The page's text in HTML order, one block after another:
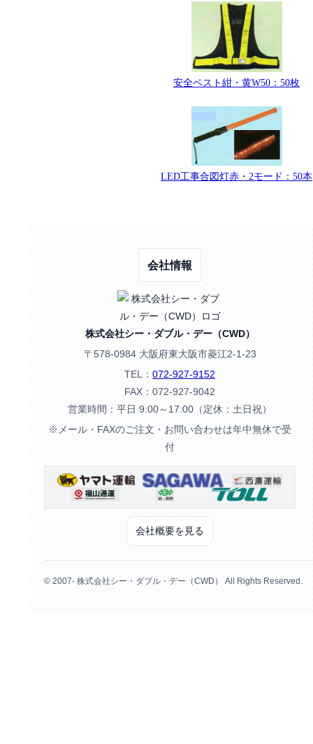
安全ベスト紺・黄W50：50枚
LED工事合図灯赤・2モード：50本
会社情報
株式会社シー・ダブル・デー（CWD）
〒578-0984 大阪府東大阪市菱江2-1-23
TEL： 072-927-9152
FAX：072-927-9042
営業時間：平日 9:00～17:00（定休：土日祝）
※メール・FAXのご注文・お問い合わせは年中無休で受
付
会社概要を見る
© 2007- 株式会社シー・ダブル・デー（CWD） All Rights Reserved.